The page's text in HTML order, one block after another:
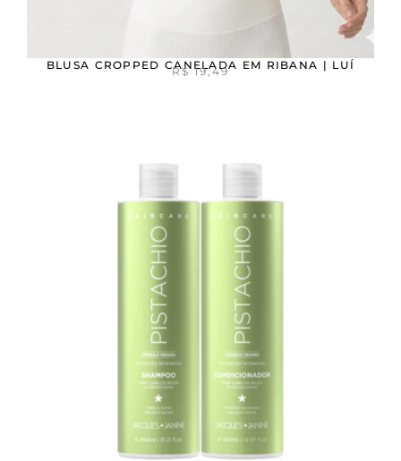
BLUSA CROPPED CANELADA EM RIBANA | LUÍ
R$19,49